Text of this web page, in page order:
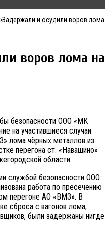
>Задержали и осудили воров лома
воров лома на
безопасности ООО «МК
на участившиеся случаи
лома чёрных металлов из
перегона ст. «Навашино»
области.
службой безопасности ООО
работа по пресечению
перегоне АО «ВМЗ». В
сброса с вагонов лома,
были задержаны нигде